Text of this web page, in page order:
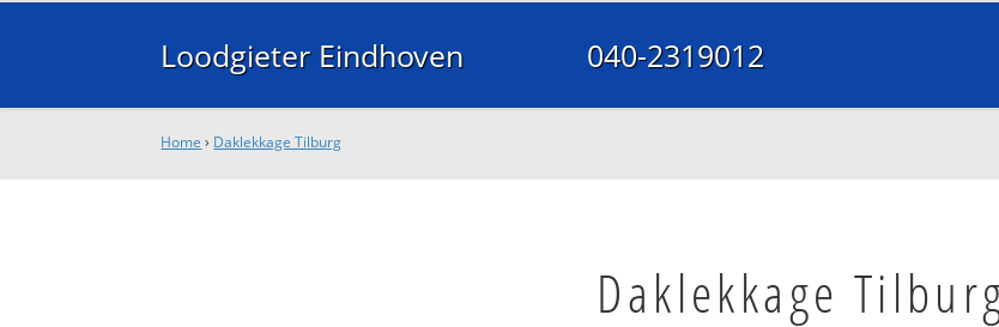
Loodgieter Eindhoven 040-2319012
Home › Daklekkage Tilburg
Daklekkage